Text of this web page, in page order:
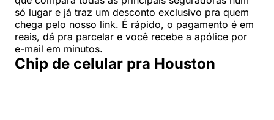
só lugar e já traz um desconto exclusivo pra quem
chega pelo nosso link. É rápido, o pagamento é em
reais, dá pra parcelar e você recebe a apólice por
e-mail em minutos.
Chip de celular pra Houston